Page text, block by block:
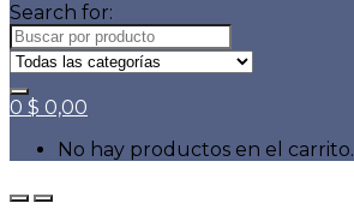
Search for:
0 $ 0,00
No hay productos en el carrito.